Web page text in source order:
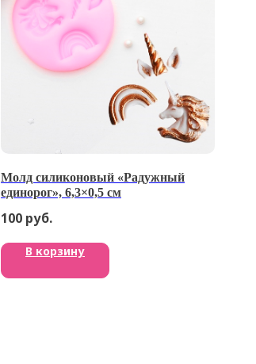
Молд силиконовый «Радужный
единорог», 6,3×0,5 см
100 руб.
В корзину